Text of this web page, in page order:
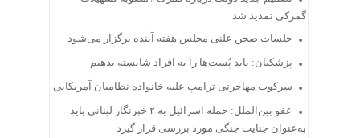
گمرکی تمدید شد
جلسات صحن علنی مجلس هفته آینده برگزار می‌شود
پزشکیان: باید پُست‌ها را به افراد شایسته بدهیم
سرکوب مهاجرتی ترامپ علیه خانواده نظامیان آمریکایی
عفو بین‌الملل: حمله اسرائیل به ۲ خبرنگار لبنانی باید
به‌عنوان جنایت جنگی مورد بررسی قرار گیرد